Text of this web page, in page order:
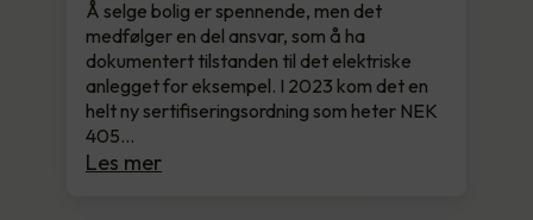
Å selge bolig er spennende, men det
medfølger en del ansvar, som å ha
dokumentert tilstanden til det elektriske
anlegget for eksempel. I 2023 kom det en
helt ny sertifiseringsordning som heter NEK
405…
Les mer